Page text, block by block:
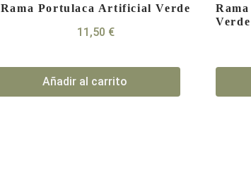
Rama Portulaca Artificial Verde
11,50 €
Añadir al carrito